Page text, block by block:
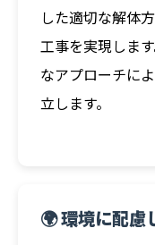
した適切な解体
工事を実現しま
なアプローチに
立します。
🌍 環境に配慮